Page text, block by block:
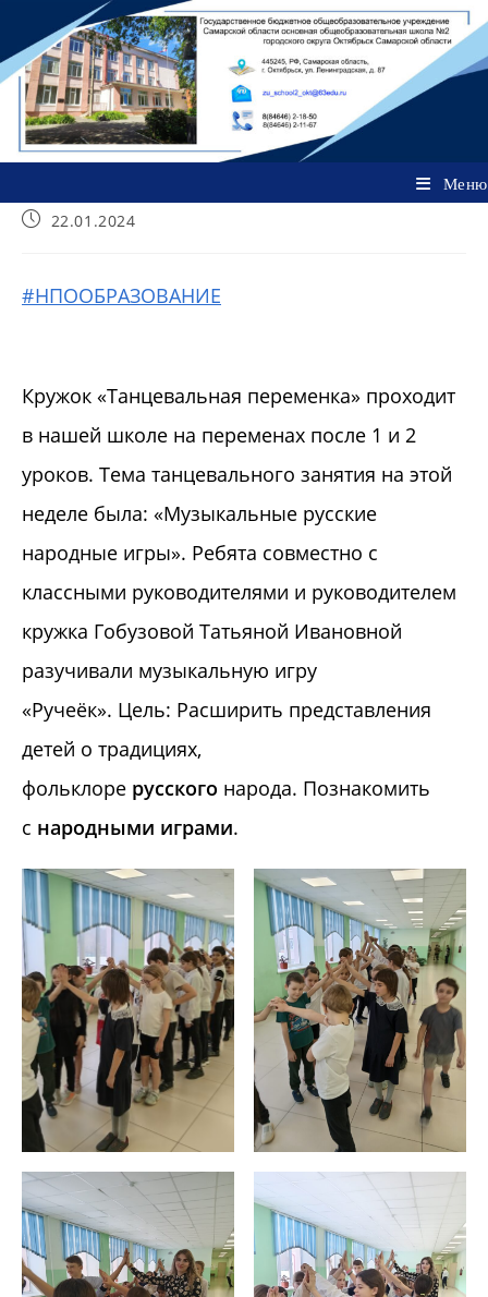
содержимому
Меню
Запись22.01.2024
#НПООБРАЗОВАНИЕ
Кружок «Танцевальная переменка» проходит
в нашей школе на переменах после 1 и 2
уроков. Тема танцевального занятия на этой
неделе была: «Музыкальные русские
народные игры». Ребята совместно с
классными руководителями и руководителем
кружка Гобузовой Татьяной Ивановной
разучивали музыкальную игру
«Ручеёк». Цель: Расширить представления
детей о традициях,
фольклоре русского народа. Познакомить
с народными играми.